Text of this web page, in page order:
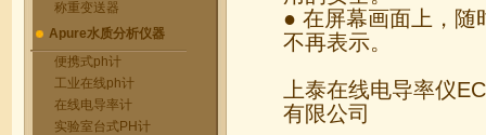
称重变送器
Apure水质分析仪器
便携式ph计
工业在线ph计
在线电导率计
实验室台式PH计
● 在屏幕画面上，随
不再表示。
上泰在线电导率仪
有限公司